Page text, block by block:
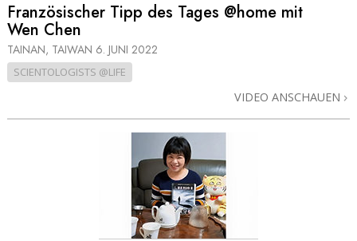
Französischer Tipp des Tages @home mit
Wen Chen
TAINAN, TAIWAN 6. JUNI 2022
SCIENTOLOGISTS @LIFE
VIDEO ANSCHAUEN